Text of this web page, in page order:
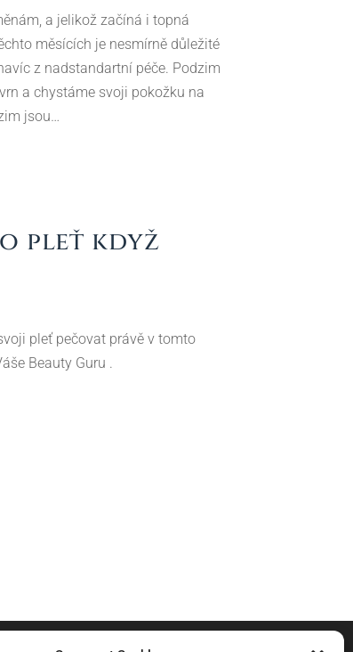
a jelikož začíná i topná
měsících je nesmírně důležité
z nadstandartní péče. Podzim
a chystáme svoji pokožku na
jsou…
pleť když
pleť pečovat právě v tomto
Beauty Guru .